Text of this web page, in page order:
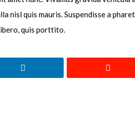
nisl quis mauris. Suspendisse a
quis porttito.